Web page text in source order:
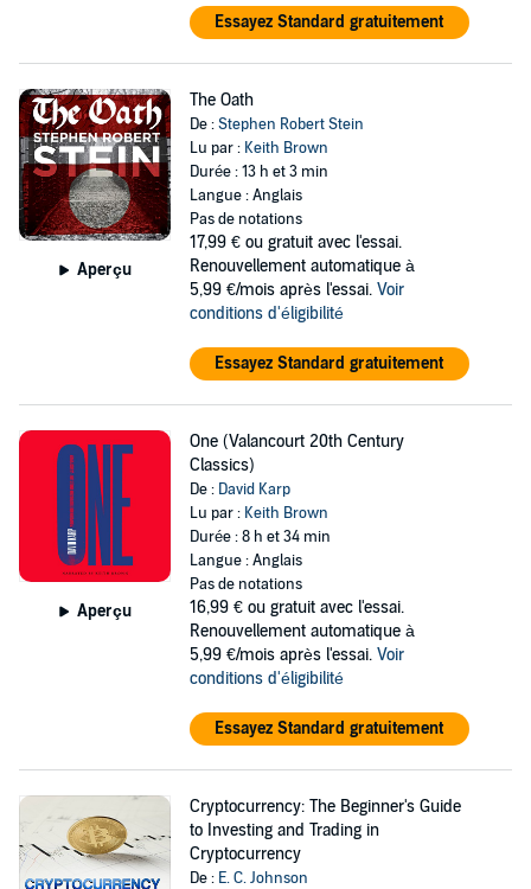
Essayez Standard gratuitement
Aperçu
The Oath
De :Stephen Robert Stein
Lu par : Keith Brown
Durée : 13 h et 3 min
Langue : Anglais
Pas de notations
17,99 € ou gratuit avec l'essai.
Renouvellement automatique à
5,99 €/mois après l'essai. Voir
conditions d'éligibilité
Essayez Standard gratuitement
Aperçu
One (Valancourt 20th Century
Classics)
De : David Karp
Lu par : Keith Brown
Durée : 8 h et 34 min
Langue : Anglais
Pas de notations
16,99 € ou gratuit avec l'essai.
Renouvellement automatique à
5,99 €/mois après l'essai. Voir
conditions d'éligibilité
Essayez Standard gratuitement
Cryptocurrency: The Beginner's Guide
to Investing and Trading in
Cryptocurrency
De : E. C. Johnson